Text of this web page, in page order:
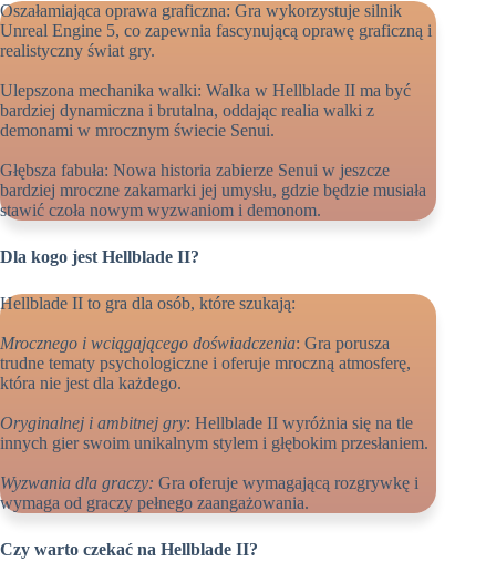
Oszałamiająca oprawa graficzna: Gra wykorzystuje silnik
Unreal Engine 5, co zapewnia fascynującą oprawę graficzną i
realistyczny świat gry.
Ulepszona mechanika walki: Walka w Hellblade II ma być
bardziej dynamiczna i brutalna, oddając realia walki z
demonami w mrocznym świecie Senui.
Głębsza fabuła: Nowa historia zabierze Senui w jeszcze
bardziej mroczne zakamarki jej umysłu, gdzie będzie musiała
stawić czoła nowym wyzwaniom i demonom.
Dla kogo jest Hellblade II?
Hellblade II to gra dla osób, które szukają:
Mrocznego i wciągającego doświadczenia: Gra porusza
trudne tematy psychologiczne i oferuje mroczną atmosferę,
która nie jest dla każdego.
Oryginalnej i ambitnej gry: Hellblade II wyróżnia się na tle
innych gier swoim unikalnym stylem i głębokim przesłaniem.
Wyzwania dla graczy: Gra oferuje wymagającą rozgrywkę i
wymaga od graczy pełnego zaangażowania.
Czy warto czekać na Hellblade II?